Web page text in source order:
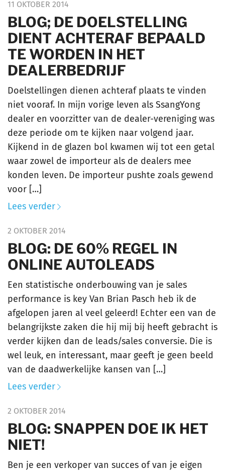
11 OKTOBER 2014
BLOG; DE DOELSTELLING
DIENT ACHTERAF BEPAALD
TE WORDEN IN HET
DEALERBEDRIJF
Doelstellingen dienen achteraf plaats te vinden
niet vooraf. In mijn vorige leven als SsangYong
dealer en voorzitter van de dealer-vereniging was
deze periode om te kijken naar volgend jaar.
Kijkend in de glazen bol kwamen wij tot een getal
waar zowel de importeur als de dealers mee
konden leven. De importeur pushte zoals gewend
voor […]
Lees verder
2 OKTOBER 2014
BLOG: DE 60% REGEL IN
ONLINE AUTOLEADS
Een statistische onderbouwing van je sales
performance is key Van Brian Pasch heb ik de
afgelopen jaren al veel geleerd! Echter een van de
belangrijkste zaken die hij mij bij heeft gebracht is
verder kijken dan de leads/sales conversie. Die is
wel leuk, en interessant, maar geeft je geen beeld
van de daadwerkelijke kansen van […]
Lees verder
2 OKTOBER 2014
BLOG: SNAPPEN DOE IK HET
NIET!
Ben je een verkoper van succes of van je eigen